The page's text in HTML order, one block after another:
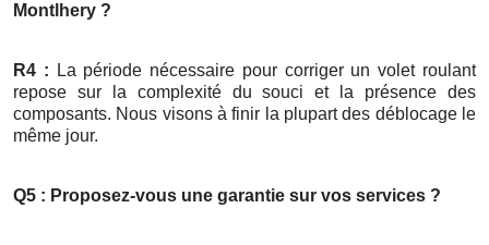
Montlhery ?
R4 : La période nécessaire pour corriger un volet roulant
repose sur la complexité du souci et la présence des
composants. Nous visons à finir la plupart des déblocage le
même jour.
Q5 : Proposez-vous une garantie sur vos services ?